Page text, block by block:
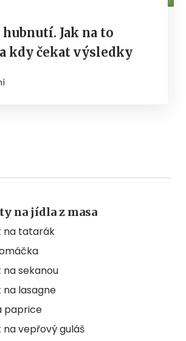
hubnutí. Jak na to
kdy čekat výsledky
na jídla z masa
na tatarák
na sekanou
na lasagne
paprice
na vepřový guláš